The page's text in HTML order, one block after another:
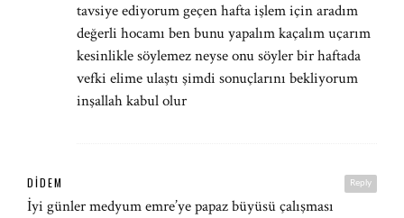
tavsiye ediyorum geçen hafta işlem için aradım
değerli hocamı ben bunu yapalım kaçalım uçarım
kesinlikle söylemez neyse onu söyler bir haftada
vefki elime ulaştı şimdi sonuçlarını bekliyorum
inşallah kabul olur
Reply
DIDEM
İyi günler medyum emre’ye papaz büyüsü çalışması